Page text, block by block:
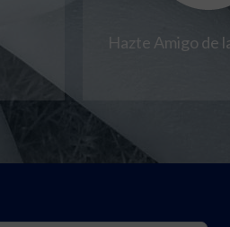
Hazte Amigo de